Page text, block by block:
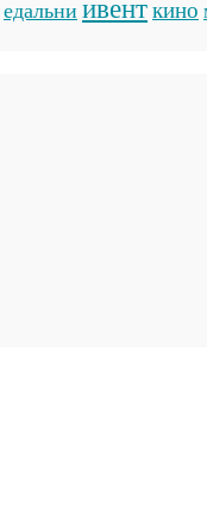
едальни ивенткино